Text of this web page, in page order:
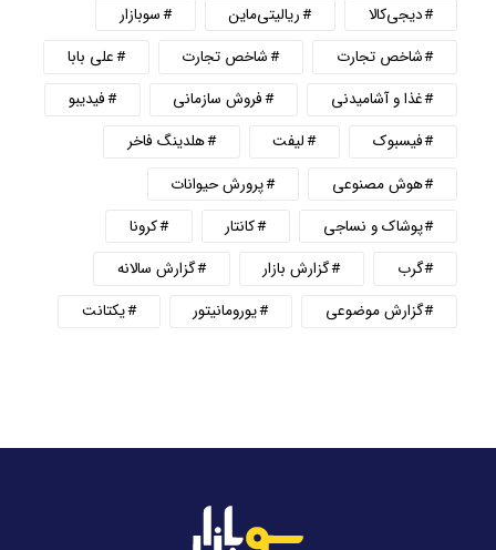
دیجی‌کالا
ریالیتی‌ماین
سوبازار
شاخص تجارت
شاخص تجارت
علی بابا
غذا و آشامیدنی
فروش سازمانی
فیدیبو
فیسبوک
لیفت
هلدینگ فاخر
هوش مصنوعی
پرورش حیوانات
پوشاک و نساجی
کانتار
کرونا
گرب
گزارش بازار
گزارش سالانه
گزارش موضوعی
یورومانیتور یکتانت